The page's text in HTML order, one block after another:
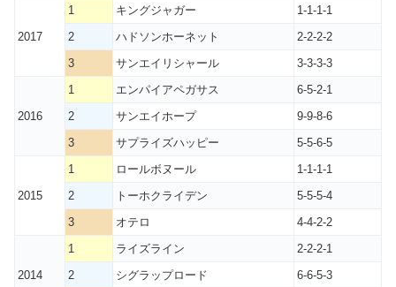
2017
1 キングジャガー
1-1-1-1
2
ハドソンホーネット
2-2-2-2
3
サンエイリシャール 3-3-3-3
2016
1 エンパイアペガサス
6-5-2-1
2
サンエイホープ
9-9-8-6
3
サプライズハッピー 5-5-6-5
2015
1 ロールボヌール
1-1-1-1
2
トーホクライデン
5-5-5-4
3
オテロ 4-4-2-2
2014
1 ライズライン
2-2-2-1
2
シグラップロード
6-6-5-3